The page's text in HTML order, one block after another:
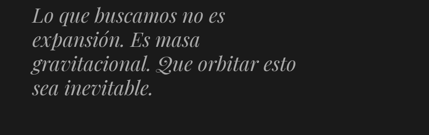
Lo que buscamos no es
expansión. Es masa
gravitacional. Que orbitar esto
sea inevitable.